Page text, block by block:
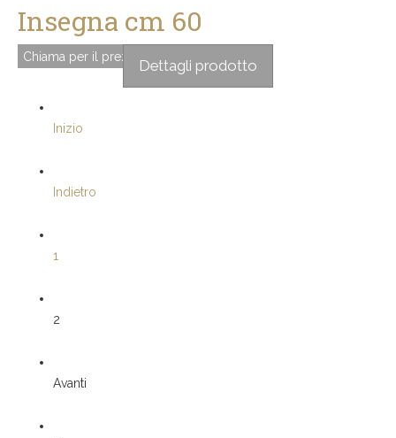
Insegna cm 60
Chiama per il prezzo
Dettagli prodotto
Inizio
Indietro
1
2
Avanti